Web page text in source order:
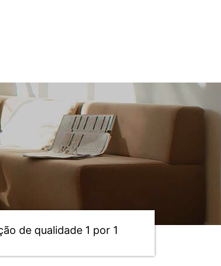
de qualidade 1 por 1